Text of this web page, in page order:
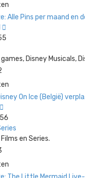
Alle Pins per maand en
laatste
Disney Musicals,
On Ice (België)
laatste
bericht
en Series.